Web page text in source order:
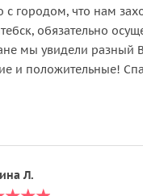
с городом, что нам
обязательно
мы увидели разный
и положительные!
Л.